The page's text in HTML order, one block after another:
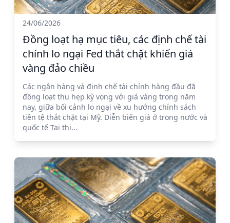
24/06/2026
Đồng loạt hạ mục tiêu, các định chế tài
chính lo ngại Fed thắt chặt khiến giá
vàng đảo chiều
Các ngân hàng và định chế tài chính hàng đầu đã
đồng loạt thu hẹp kỳ vọng với giá vàng trong năm
nay, giữa bối cảnh lo ngại về xu hướng chính sách
tiền tệ thắt chặt tại Mỹ. Diễn biến giá ở trong nước và
quốc tế Tại thị...